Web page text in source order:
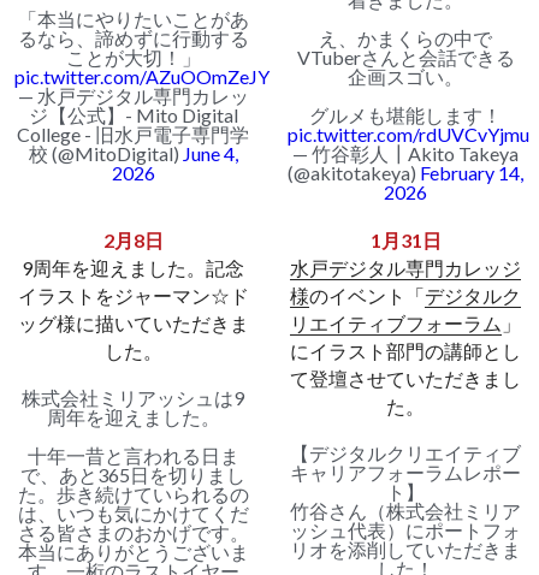
「本当にやりたいことがあ
るなら、諦めずに行動する
ことが大切！」
pic.twitter.com/AZuOOmZeJY
— 水戸デジタル専門カレッ
ジ【公式】- Mito Digital
College - 旧水戸電子専門学
校 (@MitoDigital) June 4,
2026
え、かまくらの中で
VTuberさんと会話できる
企画スゴい。
グルメも堪能します！
pic.twitter.com/rdUVCvYjmu
— 竹谷彰人┃Akito Takeya
(@akitotakeya) February 14,
2026
2月8日
9周年を迎えました。記念
イラストをジャーマン☆ド
ッグ様に描いていただきま
した。
株式会社ミリアッシュは9
周年を迎えました。
十年一昔と言われる日ま
で、あと365日を切りまし
た。歩き続けていられるの
は、いつも気にかけてくだ
さる皆さまのおかげです。
本当にありがとうございま
1月31日
水戸デジタル専門カレッジ
様のイベント「デジタルク
リエイティブフォーラム 」
にイラスト部門の講師とし
て登壇させていただきまし
た。
【デジタルクリエイティブ
キャリアフォーラムレポー
ト】
竹谷さん（株式会社ミリア
ッシュ代表）にポートフォ
リオを添削していただきま
した！